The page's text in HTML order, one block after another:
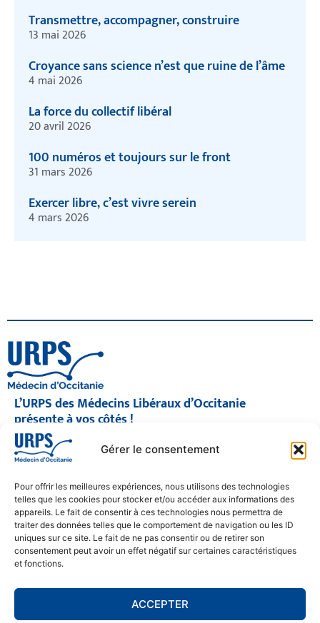
Gérer le consentement
Pour offrir les meilleures expériences, nous utilisons des technologies
telles que les cookies pour stocker et/ou accéder aux informations des
appareils. Le fait de consentir à ces technologies nous permettra de
traiter des données telles que le comportement de navigation ou les ID
uniques sur ce site. Le fait de ne pas consentir ou de retirer son
consentement peut avoir un effet négatif sur certaines caractéristiques
et fonctions.
ACCEPTER
Transmettre, accompagner, construire
13 mai 2026
Croyance sans science n’est que ruine de l’âme
4 mai 2026
La force du collectif libéral
20 avril 2026
100 numéros et toujours sur le front
31 mars 2026
Exercer libre, c’est vivre serein
4 mars 2026
L’URPS des Médecins Libéraux d’Occitanie
présente à vos côtés !
© 2026 URPS médecin d'Occitanie
Siège social : 1300 Avenue Albert Einstein, 34000 Montpellier
05 61 15 80 90
Accueil : Lundi au Vendredi | 08h30 – 17h30
CONTACT
MENTIONS LÉGALES